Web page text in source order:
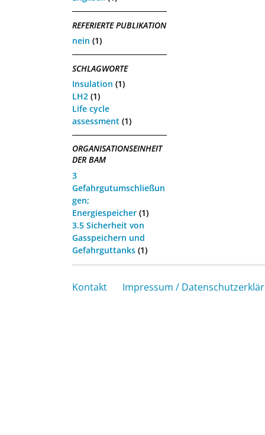
REFERIERTE PUBLIKATION
nein (1)
SCHLAGWORTE
Insulation (1)
LH2 (1)
Life cycle
assessment (1)
ORGANISATIONSEINHEIT
DER BAM
3
Gefahrgutumschließun
gen;
Energiespeicher (1)
3.5 Sicherheit von
Gasspeichern und
Gefahrguttanks (1)
Kontakt Impressum /